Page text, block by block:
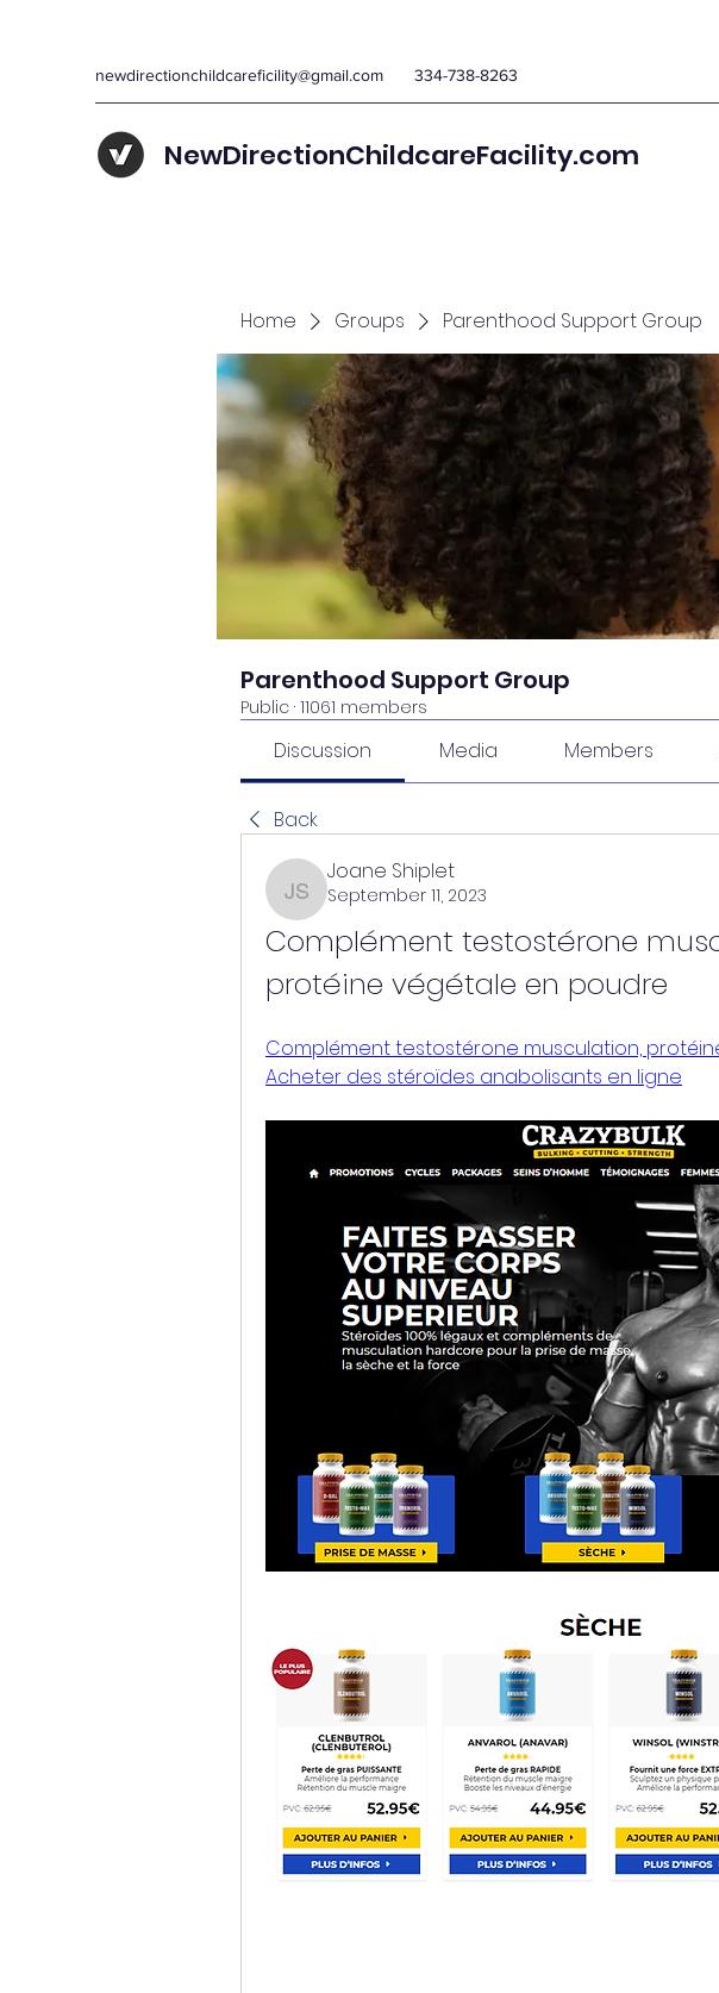
newdirectionchildcareficility@gmail.com 334-738-8263
NewDirectionChildcareFacility.com
Home Groups Parenthood Support Group
Parenthood Support Group
Public · 11061 members
Discussion Media Members
Back
Joane Shiplet
Joane Shiplet
September 11, 2023
Complément testostérone
protéine végétale en poudre
Complément testostérone musculation,
Acheter des stéroïdes anabolisants en ligne